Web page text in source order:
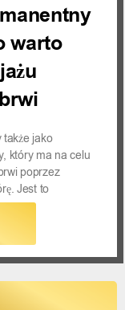
warto
także jako
który ma na celu
poprzez
Jest to